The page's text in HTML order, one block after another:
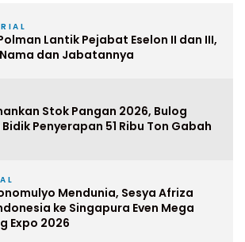
Lantik Pejabat Eselon II dan III,
dan Jabatannya
Stok Pangan 2026, Bulog
Penyerapan 51 Ribu Ton Gabah
Mendunia, Sesya Afriza
ke Singapura Even Mega
Expo 2026